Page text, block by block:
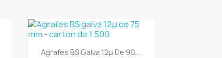
 Aperçu rapide
Agrafes BS Galva 12μ De 90...